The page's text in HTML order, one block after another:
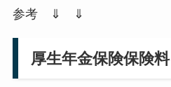
参考 ⇓ ⇓
厚生年金保険保険料